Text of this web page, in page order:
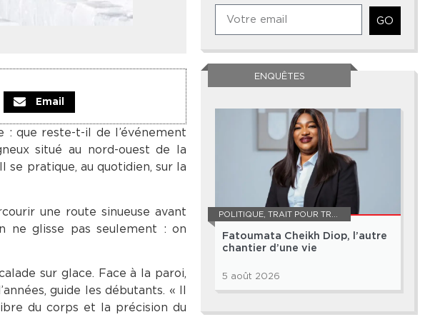
Email
: que reste-t-il de l’événement
situé au nord-ouest de la
se pratique, au quotidien, sur la
une route sinueuse avant
ne glisse pas seulement : on
sur glace. Face à la paroi,
guide les débutants. « Il
du corps et la précision du
GO
ENQUÊTES
POLITIQUE, TRAIT POUR TRAIT
Fatoumata Cheikh Diop, l’autre
chantier d’une vie
5 août 2026